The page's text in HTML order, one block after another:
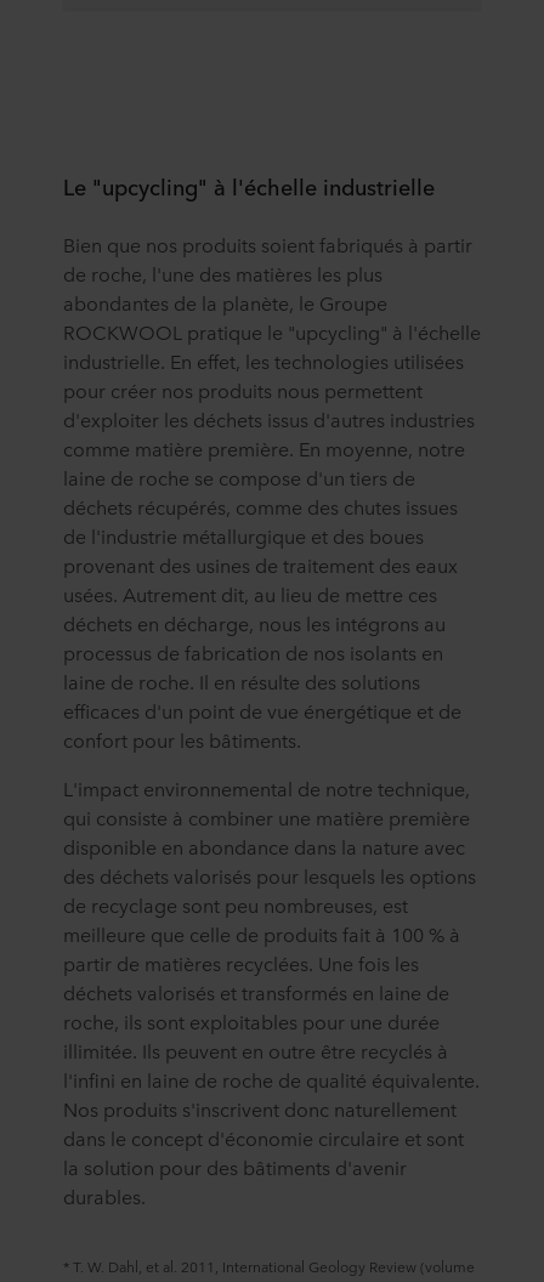
Le "upcycling" à l'échelle industrielle
Bien que nos produits soient fabriqués à partir
de roche, l'une des matières les plus
abondantes de la planète, le Groupe
ROCKWOOL pratique le "upcycling" à l'échelle
industrielle. En effet, les technologies utilisées
pour créer nos produits nous permettent
d'exploiter les déchets issus d'autres industries
comme matière première. En moyenne, notre
laine de roche se compose d'un tiers de
déchets récupérés, comme des chutes issues
de l'industrie métallurgique et des boues
provenant des usines de traitement des eaux
usées. Autrement dit, au lieu de mettre ces
déchets en décharge, nous les intégrons au
processus de fabrication de nos isolants en
laine de roche. Il en résulte des solutions
efficaces d'un point de vue énergétique et de
confort pour les bâtiments.
L'impact environnemental de notre technique,
qui consiste à combiner une matière première
disponible en abondance dans la nature avec
des déchets valorisés pour lesquels les options
de recyclage sont peu nombreuses, est
meilleure que celle de produits fait à 100 % à
partir de matières recyclées. Une fois les
déchets valorisés et transformés en laine de
roche, ils sont exploitables pour une durée
illimitée. Ils peuvent en outre être recyclés à
l'infini en laine de roche de qualité équivalente.
Nos produits s'inscrivent donc naturellement
dans le concept d'économie circulaire et sont
la solution pour des bâtiments d'avenir
durables.
* T. W. Dahl, et al. 2011, International Geology Review (volume